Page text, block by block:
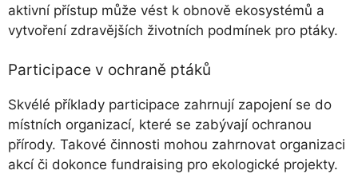
aktivní přístup může vést k obnově ekosystémů a
vytvoření zdravějších životních podmínek pro ptáky.
Participace v ochraně ptáků
Skvélé příklady participace zahrnují zapojení se do
místních organizací, které se zabývají ochranou
přírody. Takové činnosti mohou zahrnovat organizaci
akcí či dokonce fundraising pro ekologické projekty.